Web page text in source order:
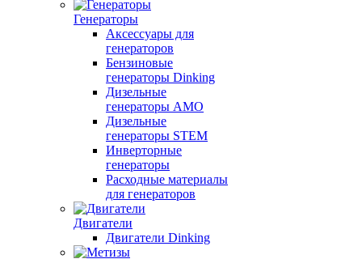
Генераторы
Аксессуары для
генераторов
Бензиновые
генераторы Dinking
Дизельные
генераторы AMO
Дизельные
генераторы STEM
Инверторные
генераторы
Расходные материалы
для генераторов
Двигатели
Двигатели Dinking